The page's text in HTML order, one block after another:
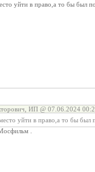
уйти в право,а то бы был
ИП @ 07.06.2024
уйти в право,а то бы был
.